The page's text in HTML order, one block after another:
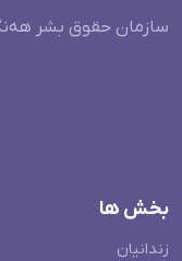
سازمان حقوق بشر
بخش ها
زندانیان